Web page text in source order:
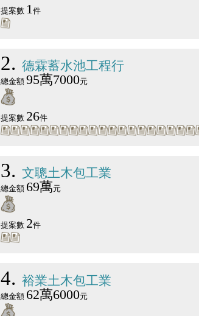
提案數 1件
2 德霖蓄水池工程行
總金額95萬7000元
提案數 26件
3 文聰土木包工業
總金額 69萬元
提案數 2件
4 裕業土木包工業
總金額 62萬6000元